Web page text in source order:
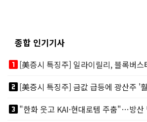
종합 인기기사
looks_one
looks_two
looks_3"한화 웃고 KAI·현대로템 주춤"…방산